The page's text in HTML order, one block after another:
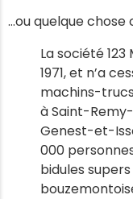
…ou quelque chose
La société
1971, et n’a
machins-
à Saint-
Genest-et-
000
bidules